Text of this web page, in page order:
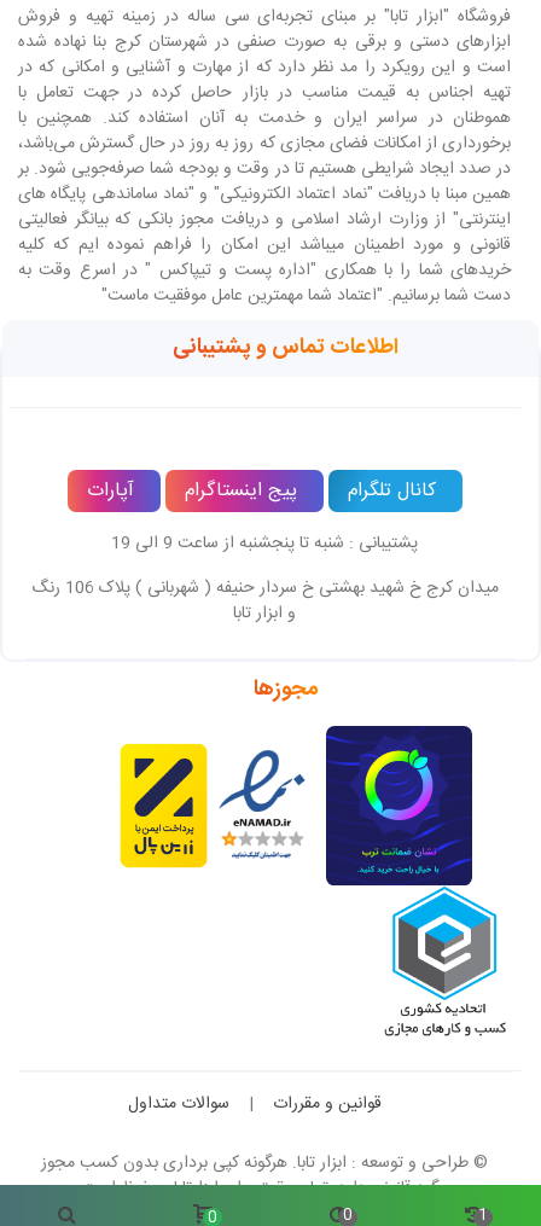
فروشگاه "ابزار تابا"بر مبنای تجربه‌ای سی ساله در زمینه تهیه و فروش
ابزارهای دستی و برقی به صورت صنفی در شهرستان کرج بنا نهاده شده
است و این رویکرد را مد نظر دارد که از مهارت و آشنایی و امکانی که در
تهیه اجناس به قیمت مناسب در بازار حاصل کرده در جهت تعامل با
هموطنان در سراسر ایران و خدمت به آنان استفاده کند. همچنین با
برخورداری از امکانات فضای مجازی که روز به روز در حال گسترش می‌باشد،
در صدد ایجاد شرایطی هستیم تا در وقت و بودجه شما صرفه‌جویی شود. بر
همین مبنا با دریافت "نماد اعتماد الکترونیکی" و "نماد ساماندهی پایگاه های
اینترنتی" از وزارت ارشاد اسلامی و دریافت مجوز بانکی که بیانگر فعالیتی
قانونی و مورد اطمینان میباشد این امکان را فراهم نموده ایم که کلیه
خریدهای شما را با همکاری "اداره پست و تیپاکس " در اسرع وقت به
دست شما برسانیم. "اعتماد شما مهمترین عامل موفقیت ماست"
اطلاعات تماس و پشتیبانی
کانال تلگرام پیج اینستاگرام آپارات
پشتیبانی : شنبه تا پنجشنبه از ساعت 9 الی 19
میدان کرج خ شهید بهشتی خ سردار حنیفه ( شهربانی ) پلاک 106 رنگ
و ابزار تابا
مجوزها
قوانین و مقررات | سوالات متداول
© طراحی و توسعه : ابزار تابا. هرگونه کپی برداری بدون کسب مجوز
پیگرد قانونی دارد. تمام حقوق برای ابزارتابا محفوظ است.
1
0
0